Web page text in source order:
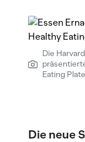
Die
Eating
Die neue